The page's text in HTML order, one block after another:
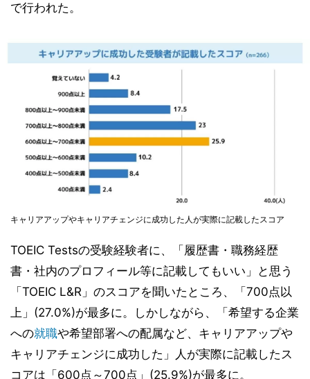
で行われた。
キャリアアップやキャリアチェンジに成功した人が実際に記載したスコア
TOEIC Testsの受験経験者に、「履歴書・職務経歴
書・社内のプロフィール等に記載してもいい」と思う
「TOEIC L&R」のスコアを聞いたところ、「700点以
上」(27.0%)が最多に。しかしながら、「希望する企業
への就職や希望部署への配属など、キャリアアップや
キャリアチェンジに成功した」人が実際に記載したス
コアは「600点～700点」(25.9%)が最多に。